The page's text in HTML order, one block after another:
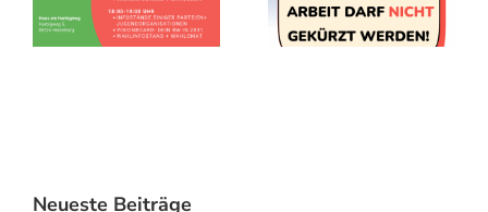
Neueste Beiträge